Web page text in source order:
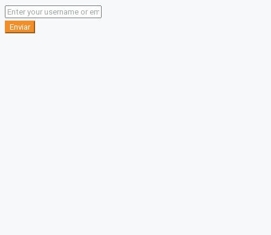
Enviar